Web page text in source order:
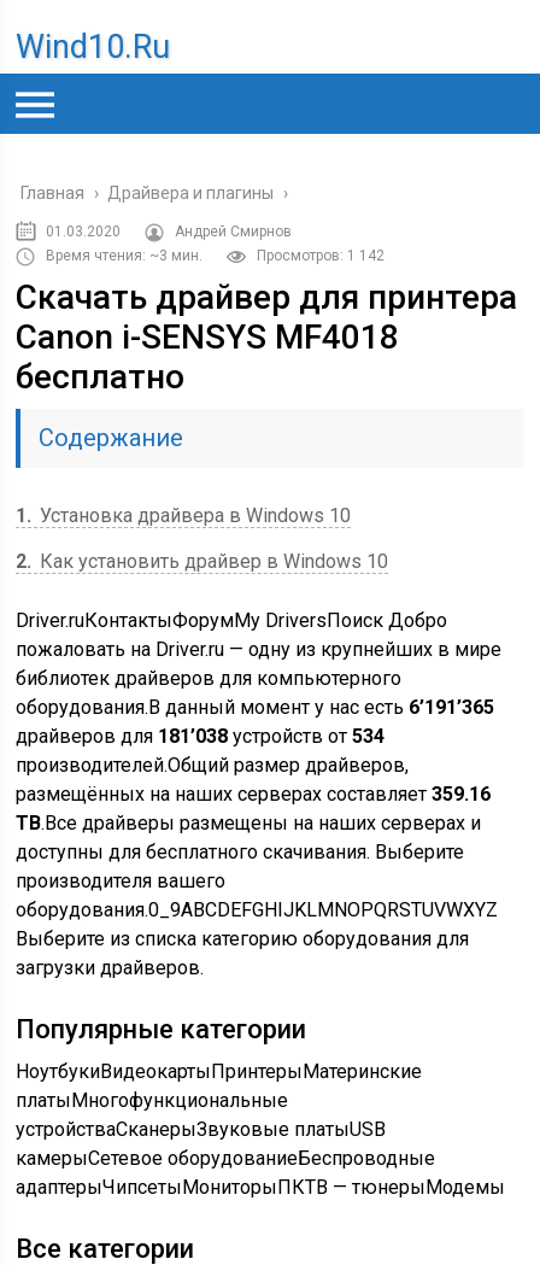
Wind10.ru
Главная › Драйвера и плагины ›
01.03.2020
Андрей Смирнов
Время чтения: ~3 мин.
Просмотров: 1 142
Скачать драйвер для принтера
Canon i-SENSYS MF4018
бесплатно
Содержание
1
Установка драйвера в Windows 10
2
Как установить драйвер в Windows 10
Driver.ruКонтактыФорумMy DriversПоиск Добро
пожаловать на Driver.ru — одну из крупнейших в мире
библиотек драйверов для компьютерного
оборудования.В данный момент у нас есть 6’191’365
драйверов для 181’038 устройств от534
производителей.Общий размер драйверов,
размещённых на наших серверах составляет359.16
TB.Все драйверы размещены на наших серверах и
доступны для бесплатного скачивания. Выберите
производителя вашего
оборудования.0_9ABCDEFGHIJKLMNOPQRSTUVWXYZ
Выберите из списка категорию оборудования для
загрузки драйверов.
Популярные категории
НоутбукиВидеокартыПринтерыМатеринские
платыМногофункциональные
устройстваСканерыЗвуковые платыUSB
камерыСетевое оборудованиеБеспроводные
адаптерыЧипсетыМониторыПКТВ — тюнерыМодемы
Все категории